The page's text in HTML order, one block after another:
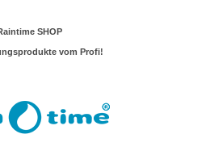
SHOP
vom Profi!